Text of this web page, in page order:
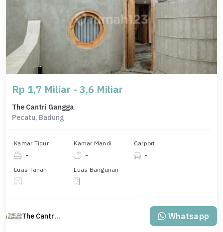
Rp 1,7 Miliar - 3,6 Miliar
The Cantri Gangga
Pecatu, Badung
Kamar Tidur
-
Kamar Mandi
-
Carport
-
Luas Tanah Luas Bangunan
The Cantri Gangga Whatsapp